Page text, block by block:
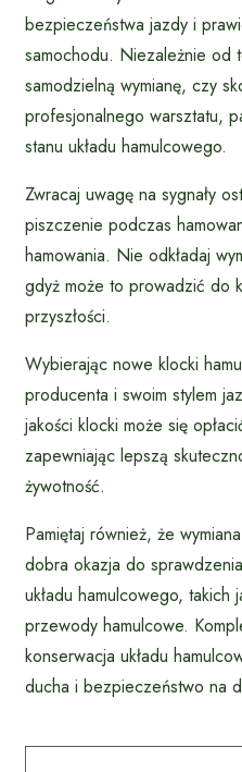
bezpieczeństwa jazdy i
samochodu. Niezależnie od
samodzielną wymianę, czy
profesjonalnego warsztatu,
stanu układu hamulcowego.
Zwracaj uwagę na sygnały
piszczenie podczas
hamowania. Nie odkładaj
gdyż może to prowadzić do
przyszłości.
Wybierając nowe klocki
producenta i swoim stylem
jakości klocki może się
zapewniając lepszą
żywotność.
Pamiętaj również, że
dobra okazja do
układu hamulcowego, takich
przewody hamulcowe.
konserwacja układu
ducha i bezpieczeństwo na